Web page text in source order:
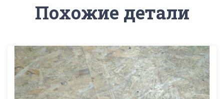
Похожие детали